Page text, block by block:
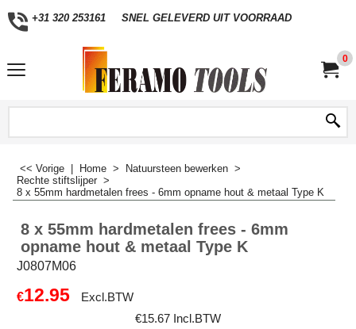
+31 320 253161 SNEL GELEVERD UIT VOORRAAD
0
<< Vorige Home > Natuursteen bewerken >
Rechte stiftslijper >
8 x 55mm hardmetalen frees - 6mm opname hout & metaal Type K
8 x 55mm hardmetalen frees - 6mm
opname hout & metaal Type K
J0807M06
€12.95
Excl.BTW
€15.67 Incl.BTW